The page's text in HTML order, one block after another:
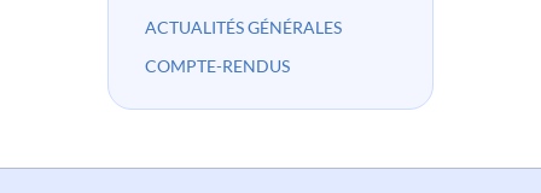
ACTUALITÉS GÉNÉRALES
COMPTE-RENDUS